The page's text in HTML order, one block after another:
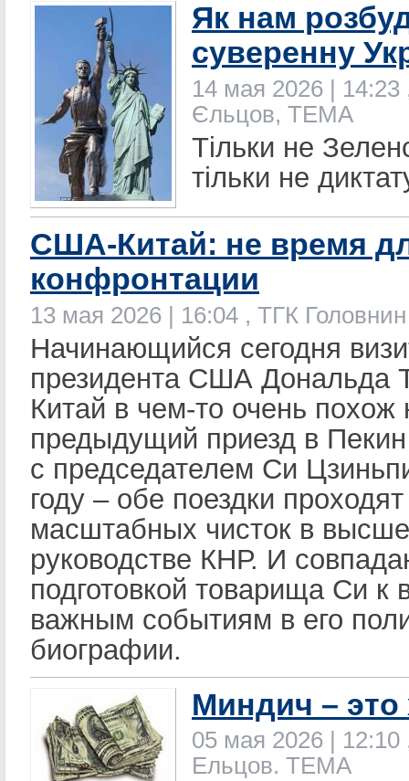
Як нам
суверенну
14 мая 2026 | 14:23
Єльцов, ТЕМА
Тільки не
тільки не
США-Китай: не время
конфронтации
13 мая 2026 | 16:04 , ТГК
Начинающийся сегодня
президента США Дональда
Китай в чем-то очень похож
предыдущий приезд в Пекин
с председателем Си
году – обе поездки
масштабных чисток в
руководстве КНР. И
подготовкой товарища Си к
важным событиям в его
биографии.
Миндич –
05 мая 2026 | 12:10
Ельцов. ТЕМА